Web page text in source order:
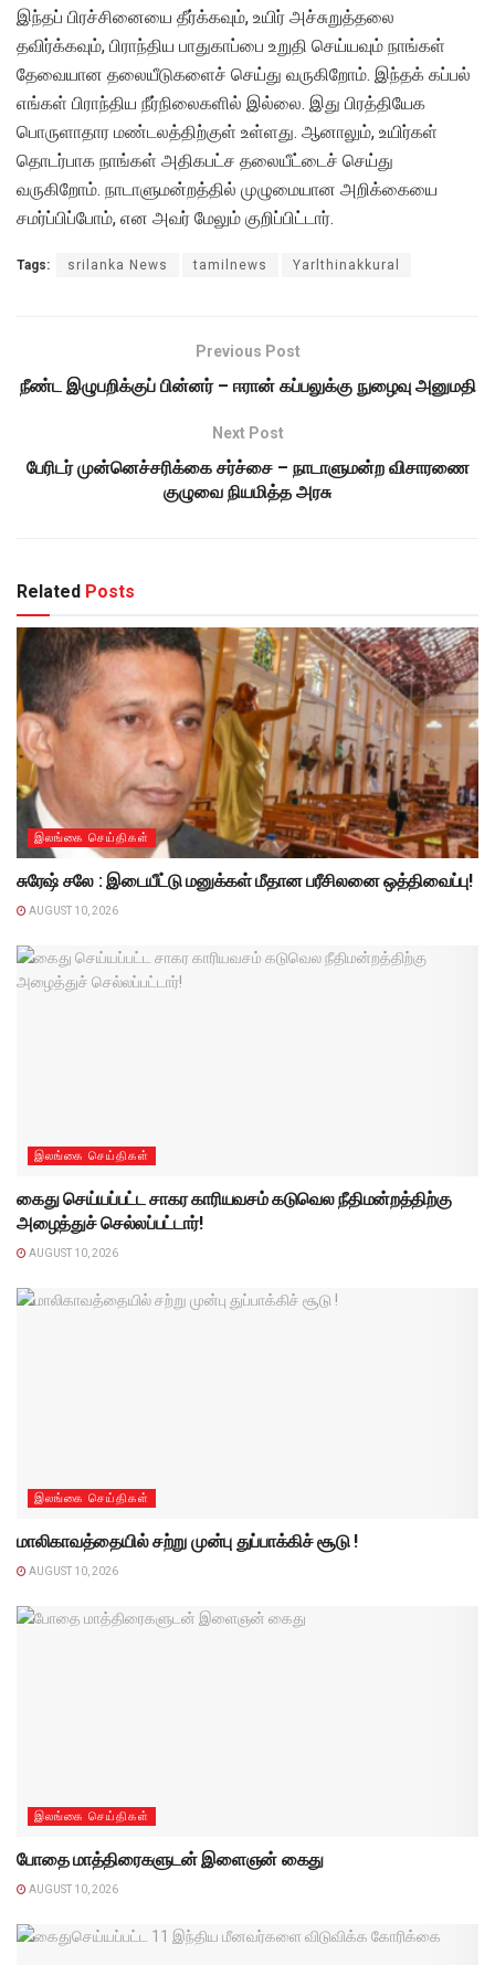
இந்தப் பிரச்சினையை தீர்க்கவும், உயிர் அச்சுறுத்தலை
தவிர்க்கவும், பிராந்திய பாதுகாப்பை உறுதி செய்யவும் நாங்கள்
தேவையான தலையீடுகளைச் செய்து வருகிறோம். இந்தக் கப்பல்
எங்கள் பிராந்திய நீர்நிலைகளில் இல்லை. இது பிரத்தியேக
பொருளாதார மண்டலத்திற்குள் உள்ளது. ஆனாலும், உயிர்கள்
தொடர்பாக நாங்கள் அதிகபட்ச தலையீட்டைச் செய்து
வருகிறோம். நாடாளுமன்றத்தில் முழுமையான அறிக்கையை
சமர்ப்பிப்போம், என அவர் மேலும் குறிப்பிட்டார்.
Tags: srilanka News tamilnews Yarlthinakkural
Previous Post
நீண்ட இழுபறிக்குப் பின்னர் – ஈரான் கப்பலுக்கு நுழைவு அனுமதி
Next Post
பேரிடர் முன்னெச்சரிக்கை சர்ச்சை – நாடாளுமன்ற விசாரணை
குழுவை நியமித்த அரசு
Related Posts
இலங்கை செய்திகள்
சுரேஷ் சலே : இடையீட்டு மனுக்கள் மீதான பரீசிலனை ஒத்திவைப்பு!
AUGUST 10, 2026
இலங்கை செய்திகள்
கைது செய்யப்பட்ட சாகர காரியவசம் கடுவெல நீதிமன்றத்திற்கு
அழைத்துச் செல்லப்பட்டார்!
AUGUST 10, 2026
இலங்கை செய்திகள்
மாலிகாவத்தையில் சற்று முன்பு துப்பாக்கிச் சூடு !
AUGUST 10, 2026
இலங்கை செய்திகள்
போதை மாத்திரைகளுடன் இளைஞன் கைது
AUGUST 10, 2026